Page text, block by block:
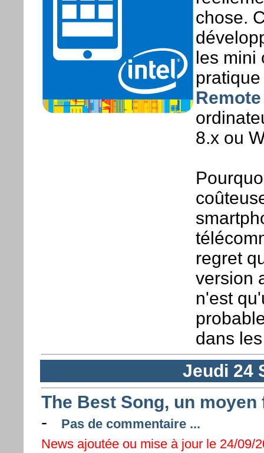
chose.
les mini
8.x ou
regret
version
n'est
dans
Jeudi 24
The Best Song, un
-
Pas de commentaire ...
News ajoutée ou mise à jour le 24/09/